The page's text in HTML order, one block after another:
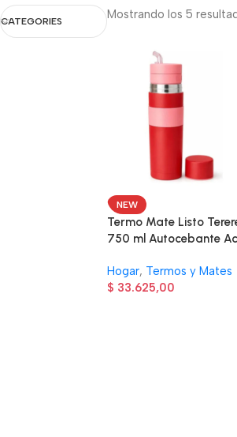
CATEGORIES Mostrando los 5
NEW
Termo Mate Listo
750 ml Autocebante
Hogar, Termos y Mates
$ 33.625,00